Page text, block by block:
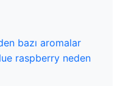
bazı aromalar
raspberry neden